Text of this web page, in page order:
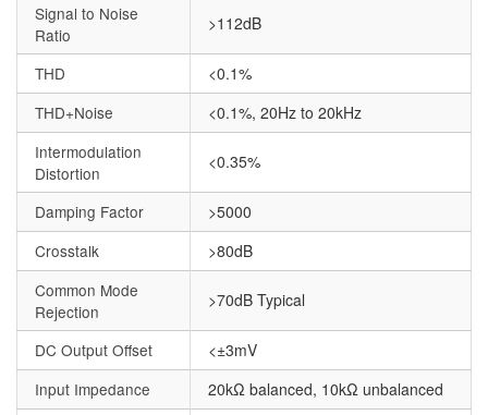
Signal to Noise
Ratio
>112dB
THD
<0.1%
THD+Noise
<0.1%, 20Hz to 20kHz
Intermodulation
Distortion
<0.35%
Damping Factor
>5000
Crosstalk
>80dB
Common Mode
Rejection
>70dB Typical
DC Output Offset
<±3mV
Input Impedance
20kΩ balanced, 10kΩ unbalanced